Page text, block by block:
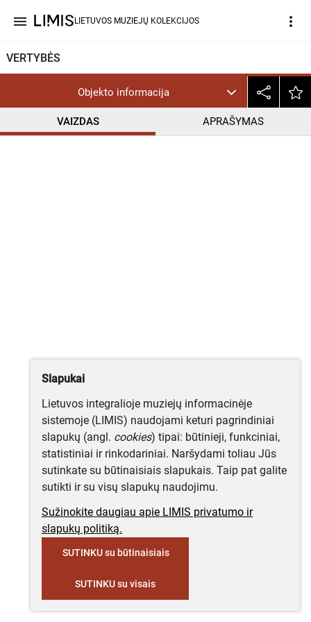
menu LIETUVOS MUZIEJŲ KOLEKCIJOS more_vert
VERTYBĖS
Objekto informacija
VAIZDAS APRAŠYMAS
Slapukai
Lietuvos integralioje muziejų informacinėje
sistemoje (LIMIS) naudojami keturi pagrindiniai
slapukų (angl. cookies) tipai: būtinieji, funkciniai,
statistiniai ir rinkodariniai. Naršydami toliau Jūs
sutinkate su būtinaisiais slapukais. Taip pat galite
sutikti ir su visų slapukų naudojimu.
Sužinokite daugiau apie LIMIS privatumo ir
slapukų politiką.
SUTINKU su būtinaisiais
SUTINKU su visais